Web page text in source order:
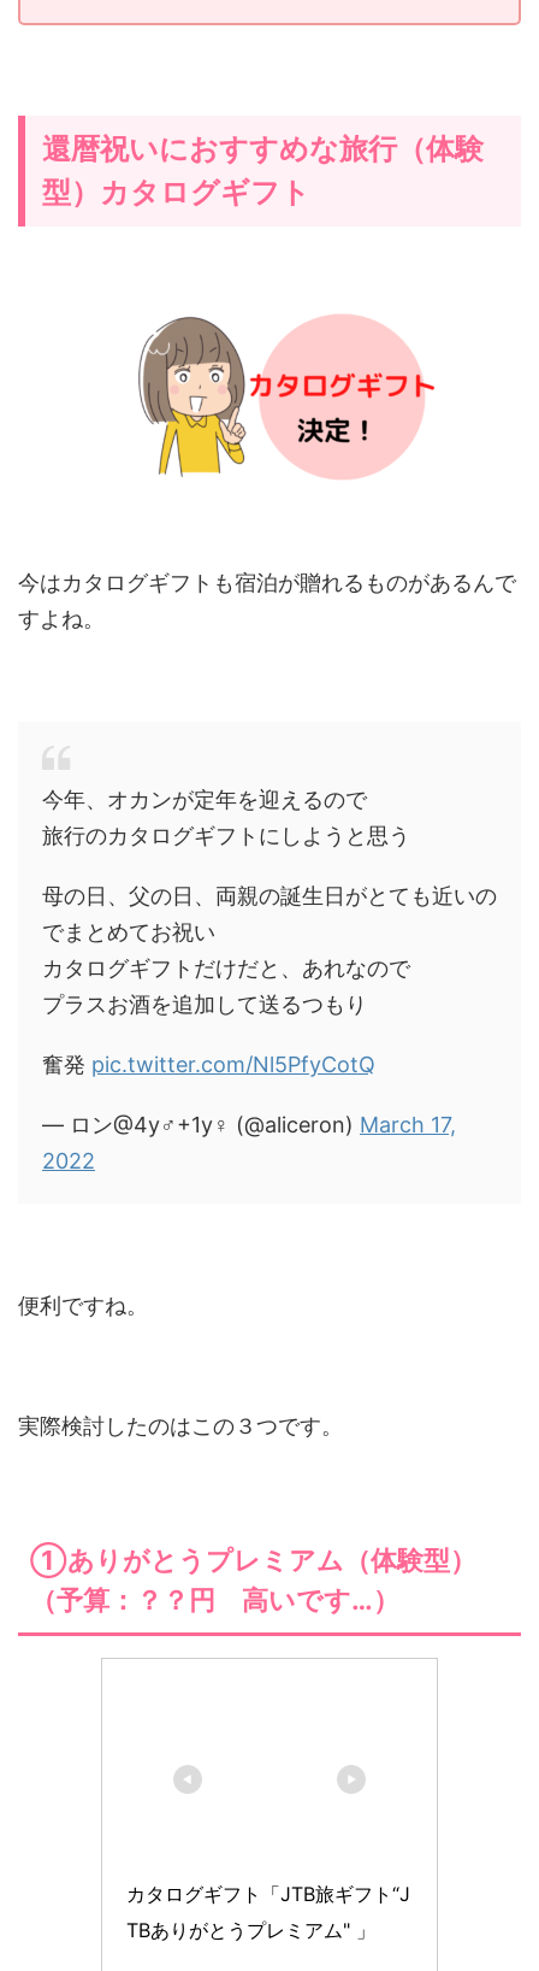
還暦祝いにおすすめな旅行（体験
型）カタログギフト
今はカタログギフトも宿泊が贈れるものがあるんで
すよね。
今年、オカンが定年を迎えるので
旅行のカタログギフトにしようと思う
母の日、父の日、両親の誕生日がとても近いの
でまとめてお祝い
カタログギフトだけだと、あれなので
プラスお酒を追加して送るつもり
奮発 pic.twitter.com/Nl5PfyCotQ
— ロン@4y♂+1y♀ (@aliceron) March 17,
2022
便利ですね。
実際検討したのはこの３つです。
①ありがとうプレミアム（体験型）
（予算：？？円 高いです…）
カタログギフト「JTB旅ギフト“J
TBありがとうプレミアム" 」